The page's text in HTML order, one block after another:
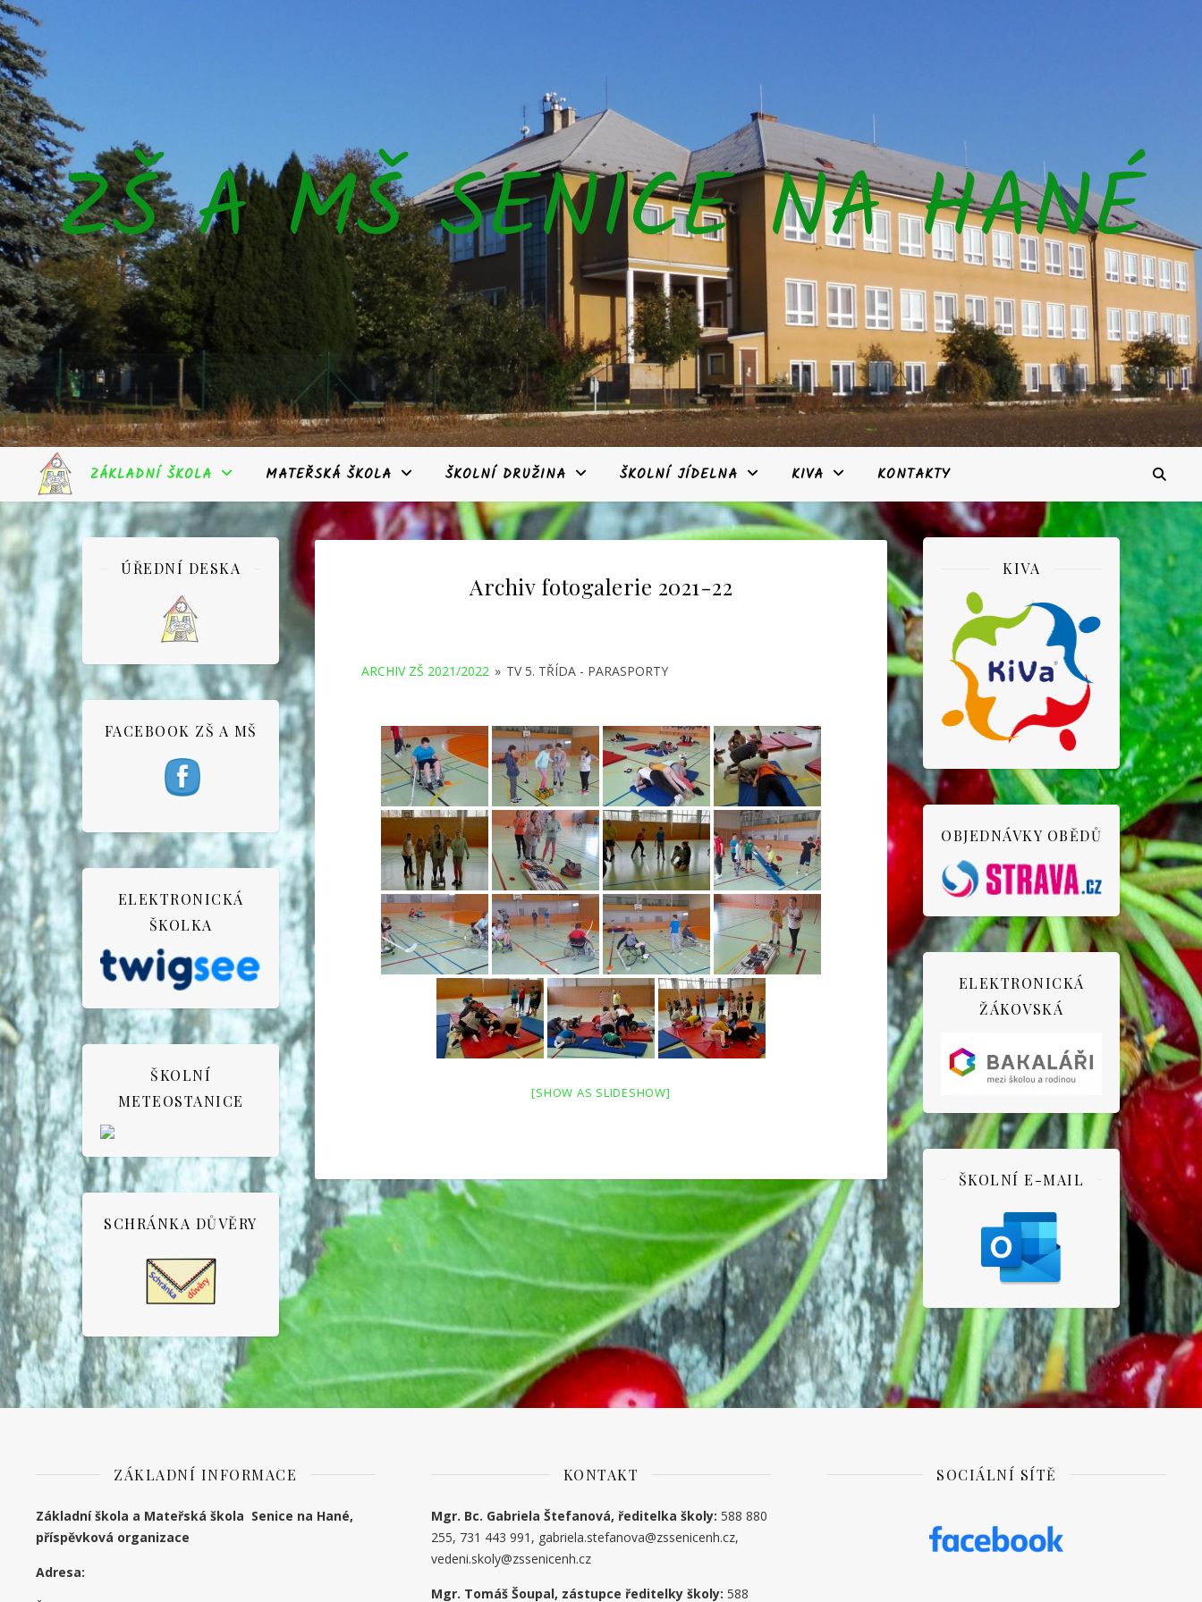
ZŠ A MŠ SENICE NA HANÉ
ZÁKLADNÍ ŠKOLA MATEŘSKÁ ŠKOLA ŠKOLNÍ DRUŽINA ŠKOLNÍ JÍDELNA KIVA KONTAKTY
ÚŘEDNÍ DESKA
FACEBOOK ZŠ A MŠ
ELEKTRONICKÁ
ŠKOLKA
ŠKOLNÍ
METEOSTANICE
SCHRÁNKA DŮVĚRY
Archiv fotogalerie 2021-22
ARCHIV ZŠ 2021/2022 » TV 5. TŘÍDA - PARASPORTY
[SHOW AS SLIDESHOW]
KIVA
OBJEDNÁVKY OBĚDŮ
ELEKTRONICKÁ
ŽÁKOVSKÁ
ŠKOLNÍ E-MAIL
ZÁKLADNÍ INFORMACE
Základní škola a Mateřská škola Senice na Hané,
příspěvková organizace
Adresa:
KONTAKT
Mgr. Bc. Gabriela Štefanová, ředitelka školy: 588 880
255, 731 443 991, gabriela.stefanova@zssenicenh.cz,
vedeni.skoly@zssenicenh.cz
Mgr. Tomáš Šoupal, zástupce ředitelky školy: 588
SOCIÁLNÍ SÍTĚ